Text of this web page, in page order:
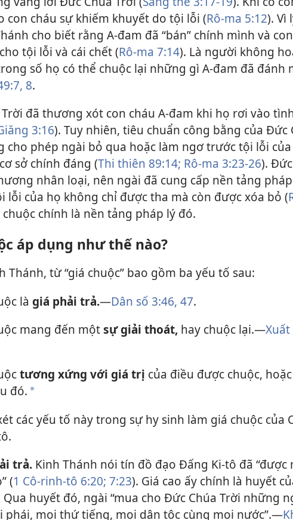
con cháu sự khiếm khuyết do tội lỗi (Rô-ma 5:12). Vì
cho biết rằng A-đam đã “bán” chính mình và
tội lỗi và cái chết (Rô-ma 7:14). Là người không
số họ có thể chuộc lại những gì A-đam đã đánh
8.
đã thương xót con cháu A-đam khi họ rơi vào
3:16). Tuy nhiên, tiêu chuẩn công bằng của Đức
cho phép ngài bỏ qua hoặc làm ngơ trước tội lỗi
sở chính đáng (Thi thiên 89:14; Rô-ma 3:23-26).
nhân loại, nên ngài đã cung cấp nền tảng
lỗi của họ không chỉ được tha mà còn được xóa bỏ (
chuộc chính là nền tảng pháp lý đó.
áp dụng như thế nào?
Thánh, từ “giá chuộc” bao gồm ba yếu tố sau:
là giá phải trả.​—Dân số 3:46, 47.
mang đến mộtsự giải thoát,hay chuộc lại.​—Xuất
tương xứng với giá trị của điều được chuộc,
đó. a
các yếu tố này trong sự hy sinh làm giá chuộc của
trả.Kinh Thánh nói tín đồ đạo Đấng Ki-tô đã “được
(1 Cô-rinh-tô 6:20; 7:23). Giá cao ấy chính là huyết
Qua huyết đó, ngài “mua cho Đức Chúa Trời những
phái, mọi thứ tiếng, mọi dân tộc cùng mọi nước”.​—